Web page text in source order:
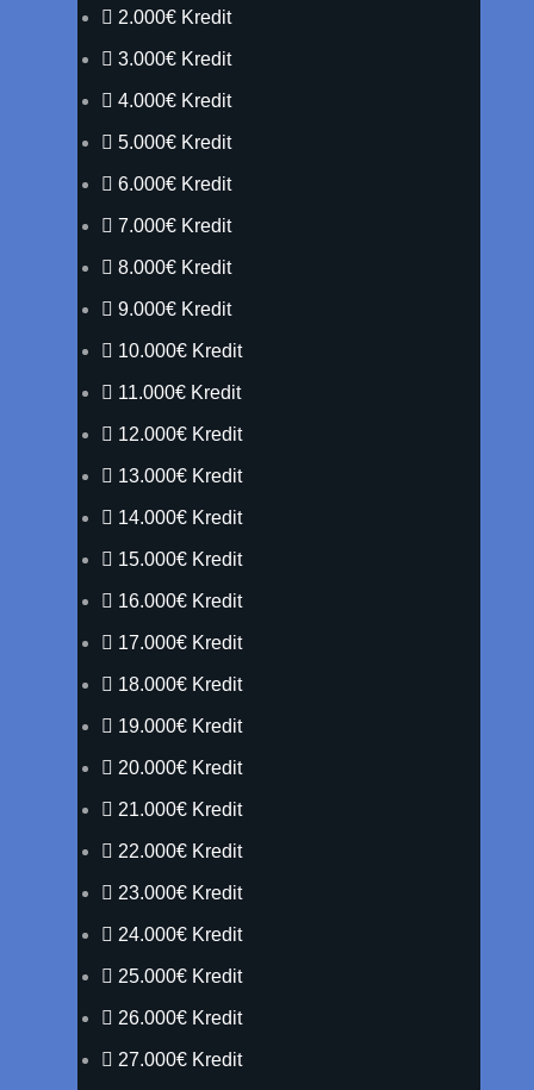
2.000€ Kredit
3.000€ Kredit
4.000€ Kredit
5.000€ Kredit
6.000€ Kredit
7.000€ Kredit
8.000€ Kredit
9.000€ Kredit
10.000€ Kredit
11.000€ Kredit
12.000€ Kredit
13.000€ Kredit
14.000€ Kredit
15.000€ Kredit
16.000€ Kredit
17.000€ Kredit
18.000€ Kredit
19.000€ Kredit
20.000€ Kredit
21.000€ Kredit
22.000€ Kredit
23.000€ Kredit
24.000€ Kredit
25.000€ Kredit
26.000€ Kredit
27.000€ Kredit